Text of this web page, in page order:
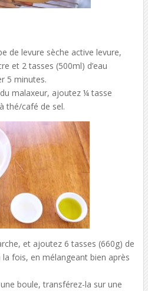
de levure sèche active levure,
et 2 tasses (500ml) d’eau
5 minutes.
malaxeur, ajoutez ¼ tasse
thé/café de sel.
et ajoutez 6 tasses (660g) de
fois, en mélangeant bien après
boule, transférez-la sur une